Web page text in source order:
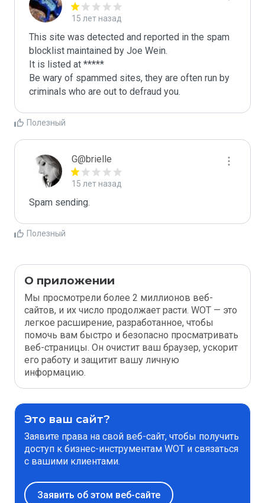
15 лет назад
This site was detected and reported in the spam
blocklist maintained by Joe Wein.
It is listed at *****
Be wary of spammed sites, they are often run by
criminals who are out to defraud you.
Полезный
G@brielle
15 лет назад
Spam sending.
Полезный
О приложении
Мы просмотрели более 2 миллионов веб-
сайтов, и их число продолжает расти. WOT — это
легкое расширение, разработанное, чтобы
помочь вам быстро и безопасно просматривать
веб-страницы. Он очистит ваш браузер, ускорит
его работу и защитит вашу личную
информацию.
Это ваш сайт?
Заявите права на свой веб-сайт, чтобы получить
доступ к бизнес-инструментам WOT и связаться
с вашими клиентами.
Заявить об этом веб-сайте